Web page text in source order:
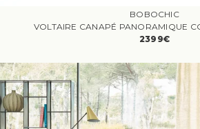
BOBOCHIC
2399€